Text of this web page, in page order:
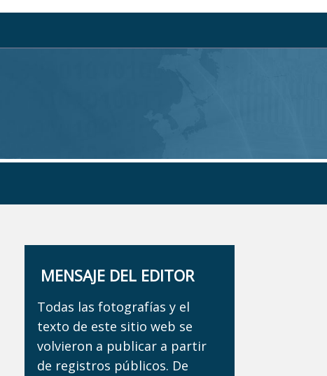
MENSAJE DEL EDITOR
Todas las fotografías y el
texto de este sitio web se
volvieron a publicar a partir
de registros públicos. De